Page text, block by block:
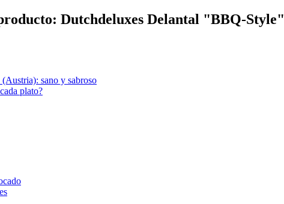
Dutchdeluxes Delantal "BBQ-Style"
sano y sabroso
plato?